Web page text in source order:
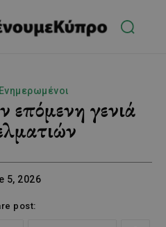
επόμενη γενιά
5, 2026
post: